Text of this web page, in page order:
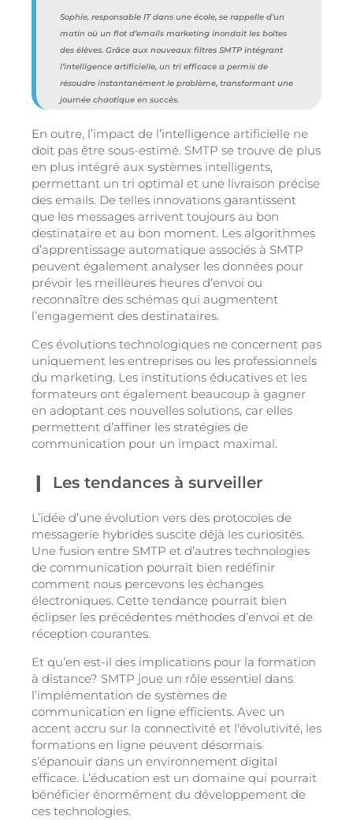
Sophie, responsable IT dans une école, se rappelle d’un
matin où un flot d’emails marketing inondait les boîtes
des élèves. Grâce aux nouveaux filtres SMTP intégrant
l’intelligence artificielle, un tri efficace a permis de
résoudre instantanément le problème, transformant une
journée chaotique en succès.
En outre, l’impact de l’intelligence artificielle ne
doit pas être sous-estimé. SMTP se trouve de plus
en plus intégré aux systèmes intelligents,
permettant un tri optimal et une livraison précise
des emails. De telles innovations garantissent
que les messages arrivent toujours au bon
destinataire et au bon moment. Les algorithmes
d’apprentissage automatique associés à SMTP
peuvent également analyser les données pour
prévoir les meilleures heures d’envoi ou
reconnaître des schémas qui augmentent
l’engagement des destinataires.
Ces évolutions technologiques ne concernent pas
uniquement les entreprises ou les professionnels
du marketing. Les institutions éducatives et les
formateurs ont également beaucoup à gagner
en adoptant ces nouvelles solutions, car elles
permettent d’affiner les stratégies de
communication pour un impact maximal.
Les tendances à surveiller
L’idée d’une évolution vers des protocoles de
messagerie hybrides suscite déjà les curiosités.
Une fusion entre SMTP et d’autres technologies
de communication pourrait bien redéfinir
comment nous percevons les échanges
électroniques. Cette tendance pourrait bien
éclipser les précédentes méthodes d’envoi et de
réception courantes.
Et qu’en est-il des implications pour la formation
à distance? SMTP joue un rôle essentiel dans
l’implémentation de systèmes de
communication en ligne efficients. Avec un
accent accru sur la connectivité et l’évolutivité, les
formations en ligne peuvent désormais
s’épanouir dans un environnement digital
efficace. L’éducation est un domaine qui pourrait
bénéficier énormément du développement de
ces technologies.